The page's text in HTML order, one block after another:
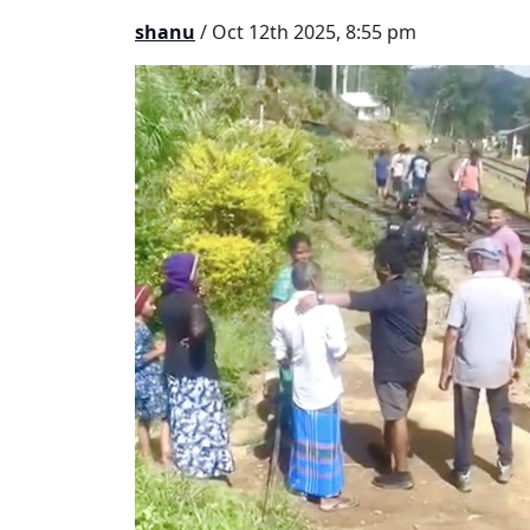
shanu / Oct 12th 2025, 8:55 pm